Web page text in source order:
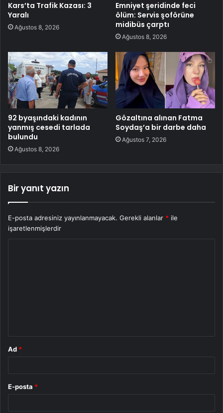
Kars’ta Trafik Kazası: 3
Yaralı
Ağustos 8, 2026
Emniyet şeridinde feci
ölüm: Servis şoförüne
midibüs çarptı
Ağustos 8, 2026
92 byaşındaki kadının
yanmış cesedi tarlada
bulundu
Ağustos 8, 2026
Gözaltına alınan Fatma
Soydaş’a bir darbe daha
Ağustos 7, 2026
Bir yanıt yazın
E-posta adresiniz yayınlanmayacak. Gerekli alanlar * ile
işaretlenmişlerdir
Ad *
E-posta *